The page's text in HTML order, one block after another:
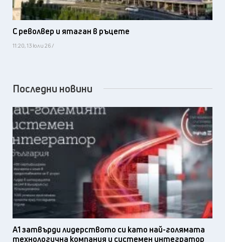
С револвер и ятаган в ръцете
11:20, 13 юли 26 /
Последни новини
А1 затвърди лидерството си като най-голямата
технологична компания и системен интегратор